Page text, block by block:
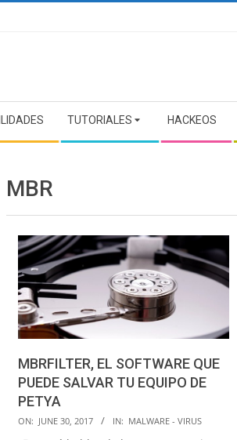
TUTORIALES HACKEOS
MBR
MBRFILTER, EL SOFTWARE QUE
PUEDE SALVAR TU EQUIPO DE
PETYA
2017-
ON: JUNE 30, 2017 IN: MALWARE - VIRUS